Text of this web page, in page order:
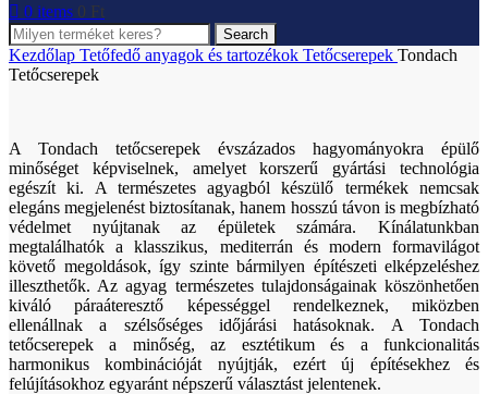
0 items 0 Ft
Search
Kezdőlap Tetőfedő anyagok és tartozékok Tetőcserepek Tondach
Tetőcserepek
A Tondach tetőcserepek évszázados hagyományokra épülő
minőséget képviselnek, amelyet korszerű gyártási technológia
egészít ki. A természetes agyagból készülő termékek nemcsak
elegáns megjelenést biztosítanak, hanem hosszú távon is megbízható
védelmet nyújtanak az épületek számára. Kínálatunkban
megtalálhatók a klasszikus, mediterrán és modern formavilágot
követő megoldások, így szinte bármilyen építészeti elképzeléshez
illeszthetők. Az agyag természetes tulajdonságainak köszönhetően
kiváló páraáteresztő képességgel rendelkeznek, miközben
ellenállnak a szélsőséges időjárási hatásoknak. A Tondach
tetőcserepek a minőség, az esztétikum és a funkcionalitás
harmonikus kombinációját nyújtják, ezért új építésekhez és
felújításokhoz egyaránt népszerű választást jelentenek.